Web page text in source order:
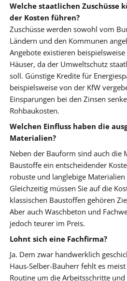
Welche staatlichen Zuschüsse
der Kosten führen?
Zuschüsse werden sowohl vom
Ländern und den Kommunen
Angebote existieren
Häuser, da der Umweltschutz
soll. Günstige Kredite für
beispielsweise von der KfW
Einsparungen bei den Zinsen
Rohbaukosten.
Welchen Einfluss haben die
Materialien?
Neben der Bauform sind auch die
Baustoffe ein entscheidender
robuste und langlebige Materialien
Gleichzeitig müssen Sie auf die
klassischen Baustoffen gehören
Aber auch Waschbeton und
jedoch teurer im Preis.
Lohnt sich eine Fachfirma?
Ja. Dem zwar handwerklich
Haus-Selber-Bauherr fehlt es
Routine um die Arbeitsschritte